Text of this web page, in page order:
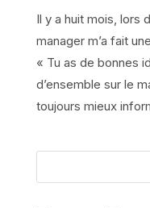
Il y a huit mois, lors
manager m’a fait
« Tu as de bonnes
d’ensemble sur le
toujours mieux